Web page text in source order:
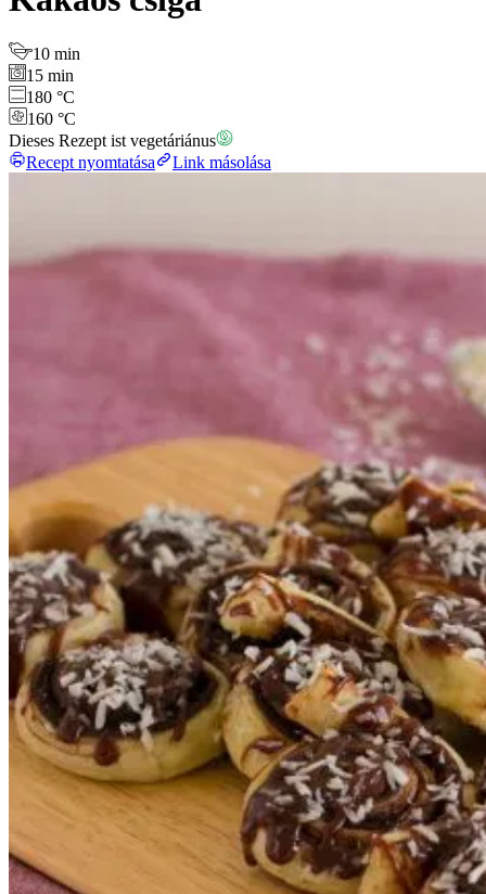
10 min
15 min
180 °C
160 °C
Dieses Rezept ist vegetáriánus
Recept nyomtatása
Link másolása